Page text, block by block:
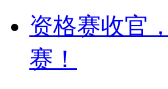
资格赛收官
赛！